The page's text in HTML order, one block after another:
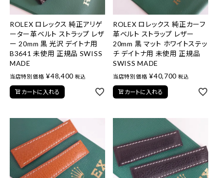
ROLEX ロレックス 純正アリゲ
ーター革ベルト ストラップ レザ
ー 20mm 黒 光沢 デイトナ用
B3641 未使用 正規品 SWISS
MADE
当店特別価格 ¥48,400 税込
カートに入れる
ROLEX ロレックス 純正カーフ
革ベルト ストラップ レザー
20mm 黒 マット ホワイトステッ
チ デイトナ用 未使用 正規品
SWISS MADE
当店特別価格 ¥40,700 税込
カートに入れる